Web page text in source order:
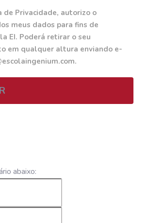
de Privacidade, autorizo o
meus dados para fins de
EI. Poderá retirar o seu
em qualquer altura enviando e-
abaixo: